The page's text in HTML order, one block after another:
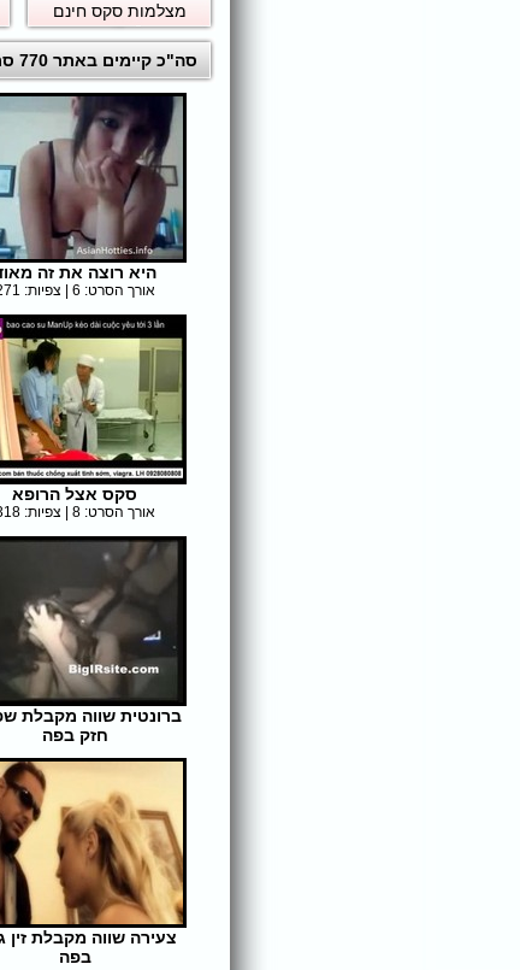
מצלמות סקס חינם
סה"כ קיימים באתר 770 סרטי סקס לצפייה ישירה חינם
היא רוצה את זה
אורך הסרט: 6 | צפיות: 271
סקס אצל הרופא
אורך הסרט: 8 | צפיות: 318
ברונטית שווה מקבלת
חזק בפה
צעירה שווה מקבלת זין
בפה